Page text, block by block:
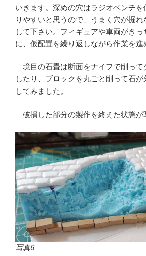
いきます。深めの穴はラジオベンチ
りやすいと思うので、うまく穴が掘れ
して下さい。フィギュアや車両がきっ
に、仮配置を繰り返しながら作業を進
境目の石畳は断面をナイフで削って
したり、ブロックを丸ごと削って石
してみました。
破損した部分の製作を終えた状態が
写真6